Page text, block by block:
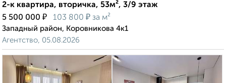
2-к квартира, вторичка, 53м², 3/9 этаж
5 500 000 ₽ 103 800 ₽ за м²
Западный район, Коровникова 4к1
Агентство, 05.08.2026